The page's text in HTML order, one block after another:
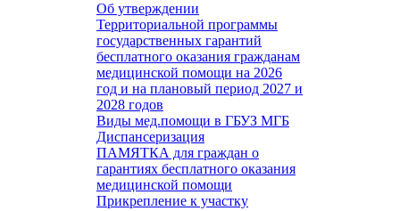
Об утверждении
Территориальной программы
государственных гарантий
бесплатного оказания гражданам
медицинской помощи на 2026
год и на плановый период 2027 и
2028 годов
Виды мед.помощи в ГБУЗ МГБ
Диспансеризация
ПАМЯТКА для граждан о
гарантиях бесплатного оказания
медицинской помощи
Прикрепление к участку